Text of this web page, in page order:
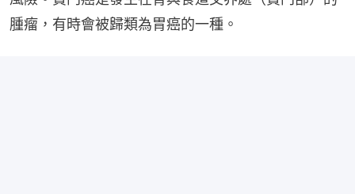
腫瘤，有時會被歸類為胃癌的一種。